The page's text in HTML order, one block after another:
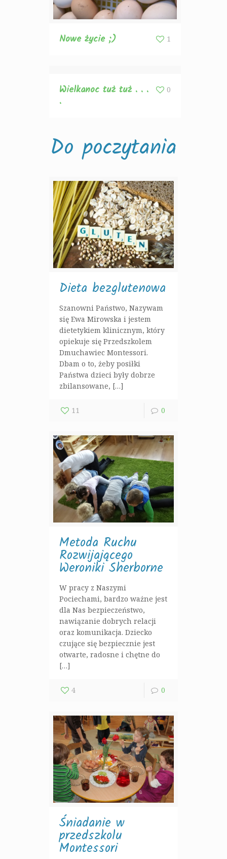
Nowe życie ;) 1
Wielkanoc tuż tuż . . .
.
0
Do poczytania
Dieta bezglutenowa
Szanowni Państwo, Nazywam
się Ewa Mirowska i jestem
dietetykiem klinicznym, który
opiekuje się Przedszkolem
Dmuchawiec Montessori.
Dbam o to, żeby posiłki
Państwa dzieci były dobrze
zbilansowane, […]
11 0
Metoda Ruchu
Rozwijającego
Weroniki Sherborne
W pracy z Naszymi
Pociechami, bardzo ważne jest
dla Nas bezpieczeństwo,
nawiązanie dobrych relacji
oraz komunikacja. Dziecko
czujące się bezpiecznie jest
otwarte, radosne i chętne do
[…]
4 0
Śniadanie w
przedszkolu
Montessori